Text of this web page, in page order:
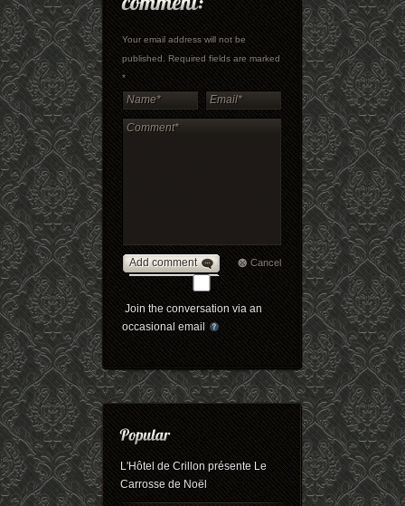
Your email address will not be
published. Required fields are marked
*
Add comment Cancel
Join the conversation via an
occasional email
L'Hôtel de Crillon présente Le
Carrosse de Noël